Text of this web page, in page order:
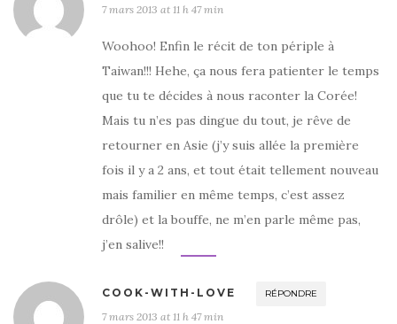
7 mars 2013 at 11 h 47 min
Woohoo! Enfin le récit de ton périple à
Taiwan!!! Hehe, ça nous fera patienter le temps
que tu te décides à nous raconter la Corée!
Mais tu n’es pas dingue du tout, je rêve de
retourner en Asie (j’y suis allée la première
fois il y a 2 ans, et tout était tellement nouveau
mais familier en même temps, c’est assez
drôle) et la bouffe, ne m’en parle même pas,
j’en salive!!
COOK-WITH-LOVE RÉPONDRE
7 mars 2013 at 11 h 47 min